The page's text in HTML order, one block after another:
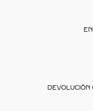
DEVOLUCIÓN